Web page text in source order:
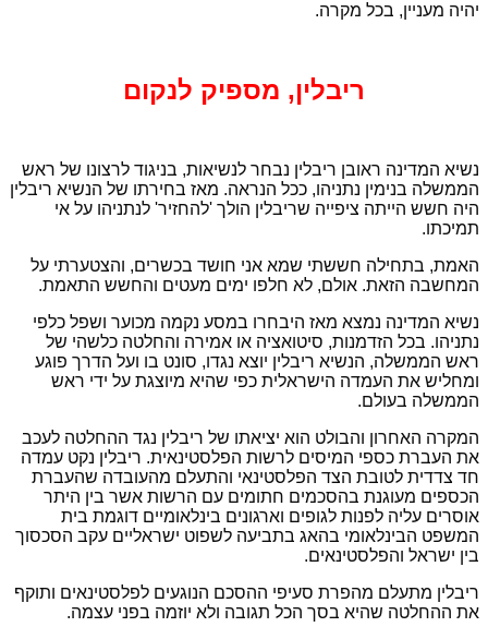
יהיה מעניין, בכל מקרה.
ריבלין, מספיק לנקום
נשיא המדינה ראובן ריבלין נבחר לנשיאות, בניגוד לרצונו של ראש
הממשלה בנימין נתניהו, ככל הנראה. מאז בחירתו של הנשיא ריבלין
היה חשש הייתה ציפייה שריבלין הולך 'להחזיר' לנתניהו על אי
תמיכתו.
האמת, בתחילה חששתי שמא אני חושד בכשרים, והצטערתי על
המחשבה הזאת. אולם, לא חלפו ימים מעטים והחשש התאמת.
נשיא המדינה נמצא מאז היבחרו במסע נקמה מכוער ושפל כלפי
נתניהו. בכל הזדמנות, סיטואציה או אמירה והחלטה כלשהי של
ראש הממשלה, הנשיא ריבלין יוצא נגדו, סונט בו ועל הדרך פוגע
ומחליש את העמדה הישראלית כפי שהיא מיוצגת על ידי ראש
הממשלה בעולם.
המקרה האחרון והבולט הוא יציאתו של ריבלין נגד ההחלטה לעכב
את העברת כספי המיסים לרשות הפלסטינאית. ריבלין נקט עמדה
חד צדדית לטובת הצד הפלסטינאי והתעלם מהעובדה שהעברת
הכספים מעוגנת בהסכמים חתומים עם הרשות אשר בין היתר
אוסרים עליה לפנות לגופים וארגונים בינלאומיים דוגמת בית
המשפט הבינלאומי בהאג בתביעה לשפוט ישראליים עקב הסכסוך
בין ישראל והפלסטינאים.
ריבלין מתעלם מהפרת סעיפי ההסכם הנוגעים לפלסטינאים ותוקף
את ההחלטה שהיא בסך הכל תגובה ולא יוזמה בפני עצמה.